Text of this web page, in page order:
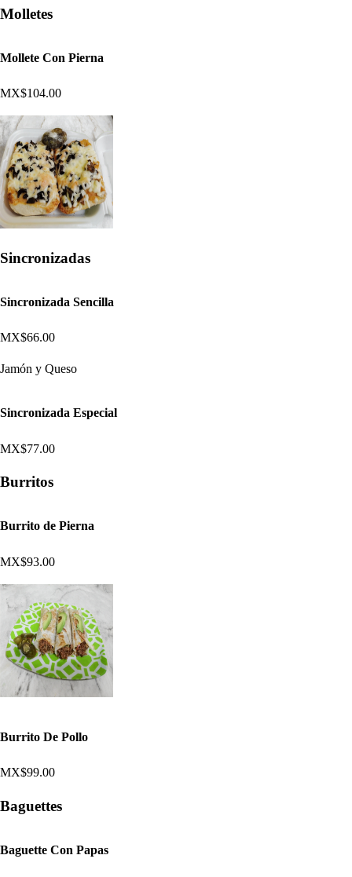
Molletes
Mollete Con Pierna
MX$104.00
Sincronizadas
Sincronizada Sencilla
MX$66.00
Jamón y Queso
Sincronizada Especial
MX$77.00
Burritos
Burrito de Pierna
MX$93.00
Burrito De Pollo
MX$99.00
Baguettes
Baguette Con Papas